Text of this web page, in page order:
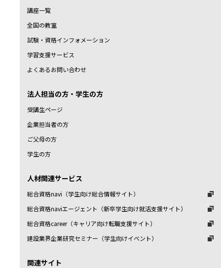
講座一覧
全国の教室
試験・資格インフォメーション
学習支援サービス
よくあるお問い合わせ
法人担当の方・学生の方
受講生ページ
企業担当者の方
ご父母の方
学生の方
人材関連サービス
総合資格navi（学生向け総合情報サイト）
総合資格naviエージェント（新卒学生向け就活支援サイト）
総合資格career（キャリア向け転職支援サイト）
建設業界企業研究セミナー（学生向けイベント）
関連サイト